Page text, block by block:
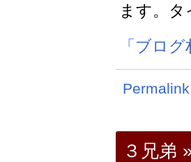
ます。
「ブロ
Permalink
３兄弟